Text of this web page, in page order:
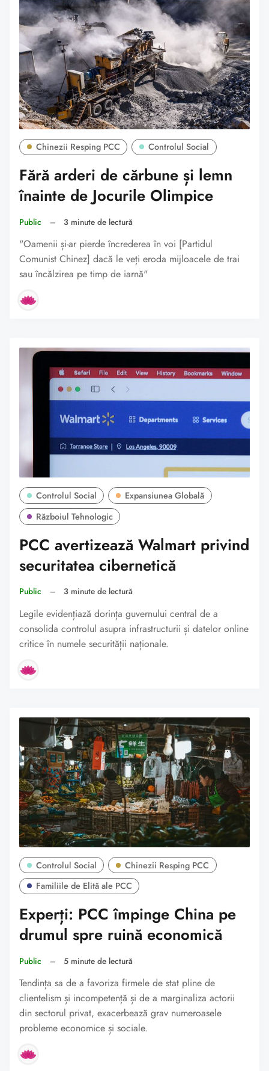
Chinezii Resping PCC Controlul Social
Fără arderi de cărbune și lemn
înainte de Jocurile Olimpice
Public – 3 minute de lectură
"Oamenii și-ar pierde încrederea în voi [Partidul
Comunist Chinez] dacă le veți eroda mijloacele de trai
sau încălzirea pe timp de iarnă"
Controlul Social
Expansiunea Globală
Războiul Tehnologic
PCC avertizează Walmart privind
securitatea cibernetică
Public – 3 minute de lectură
Legile evidențiază dorința guvernului central de a
consolida controlul asupra infrastructurii și datelor online
critice în numele securității naționale.
Controlul Social
Chinezii Resping PCC
Familiile de Elită ale PCC
Experți: PCC împinge China pe
drumul spre ruină economică
Public – 5 minute de lectură
Tendința sa de a favoriza firmele de stat pline de
clientelism și incompetență și de a marginaliza actorii
din sectorul privat, exacerbează grav numeroasele
probleme economice și sociale.